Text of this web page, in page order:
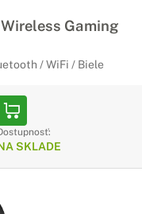
Gaming
/ WiFi / Biele
SKLADE